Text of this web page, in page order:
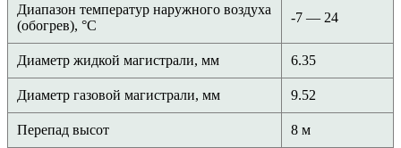
Диапазон температур наружного воздуха
(обогрев), °C
-7 — 24
Диаметр жидкой магистрали, мм 6.35
Диаметр газовой магистрали, мм 9.52
Перепад высот 8 м